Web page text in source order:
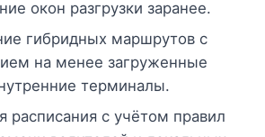
окон разгрузки заранее.
гибридных маршрутов с
на менее загруженные
терминалы.
расписания с учётом правил